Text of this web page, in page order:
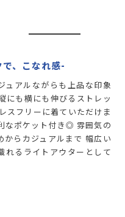
カートに入れる
再入荷お知らせ
再入荷お知らせ
、こなれ感-
ュアルながらも上品な印象
にも横にも伸びるストレッ
スフリーに着ていただけま
なポケット付き◎ 雰囲気の
らカジュアルまで 幅広い
れるライトアウターとして